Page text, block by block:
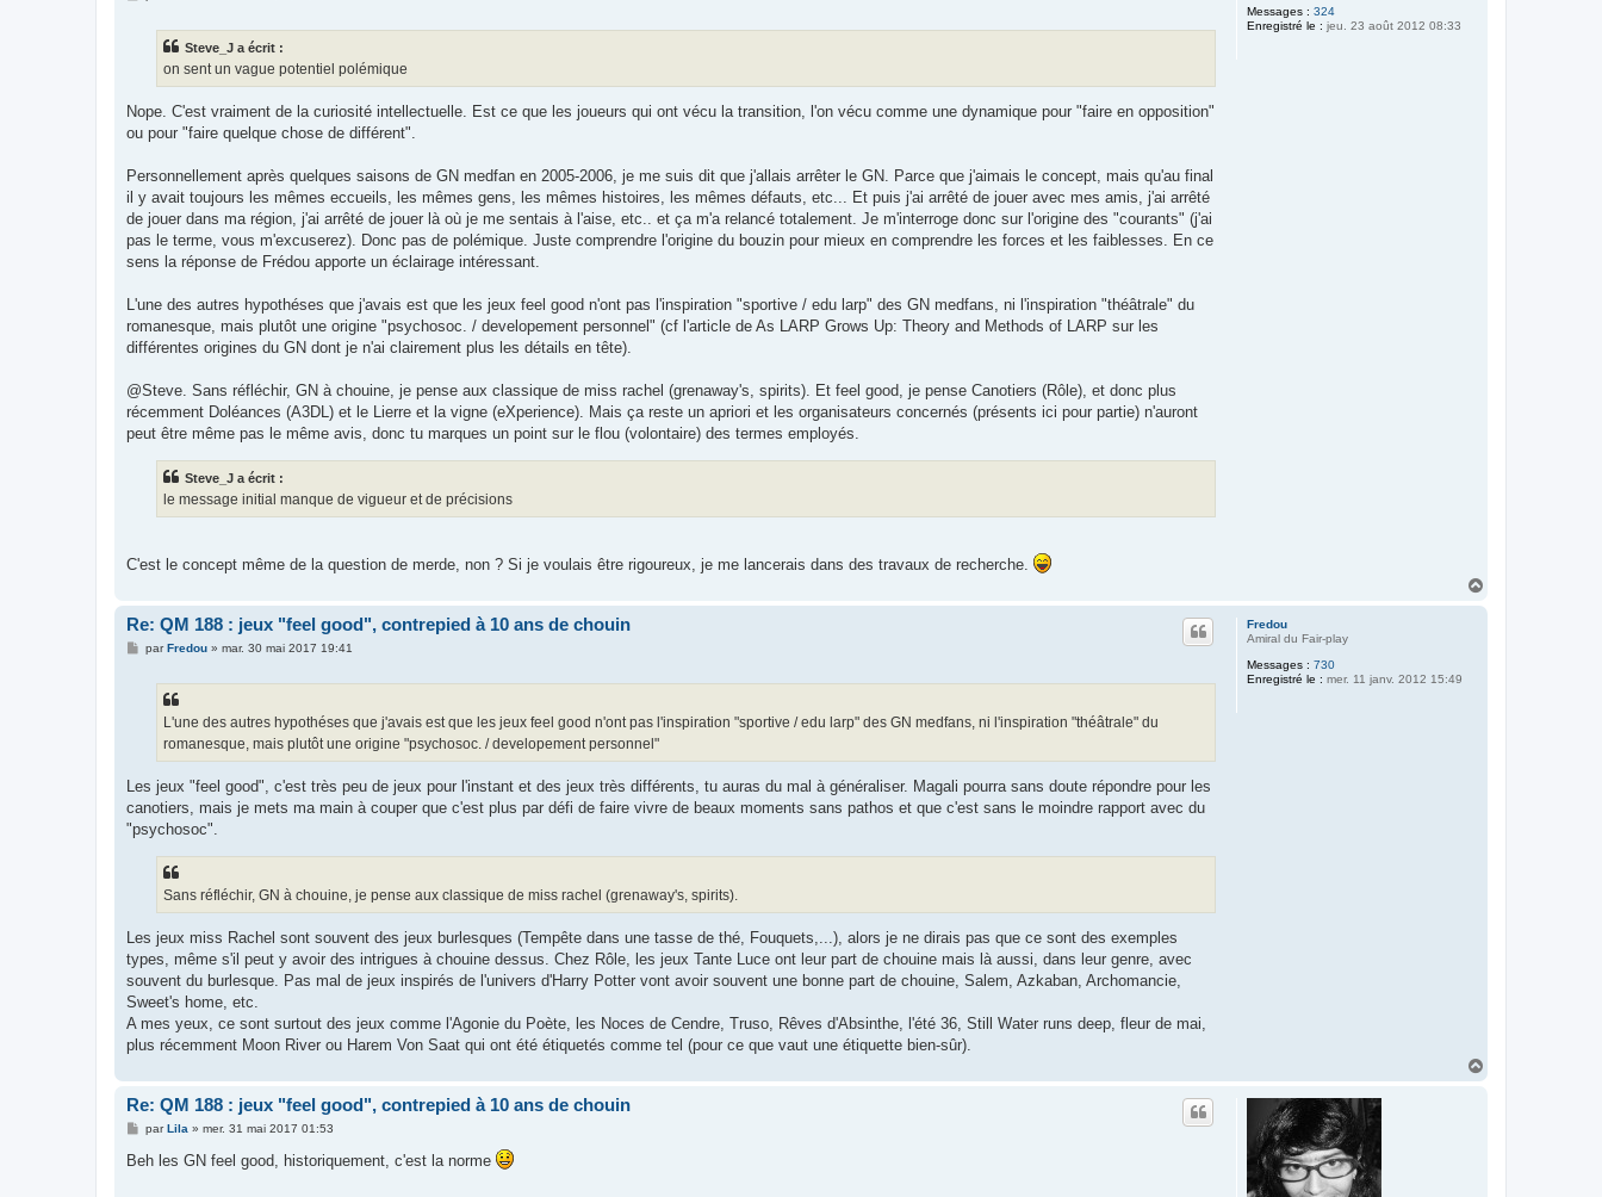
Messages : 324
Enregistré le : jeu. 23 août 2012 08:33
Steve_J a écrit :
on sent un vague potentiel polémique
Nope. C'est vraiment de la curiosité intellectuelle. Est ce que les joueurs qui ont vécu la transition, l'on vécu comme une dynamique pour "faire en opposition"
ou pour "faire quelque chose de différent".
Personnellement après quelques saisons de GN medfan en 2005-2006, je me suis dit que j'allais arrêter le GN. Parce que j'aimais le concept, mais qu'au final
il y avait toujours les mêmes eccueils, les mêmes gens, les mêmes histoires, les mêmes défauts, etc... Et puis j'ai arrêté de jouer avec mes amis, j'ai arrêté
de jouer dans ma région, j'ai arrêté de jouer là où je me sentais à l'aise, etc.. et ça m'a relancé totalement. Je m'interroge donc sur l'origine des "courants" (j'ai
pas le terme, vous m'excuserez). Donc pas de polémique. Juste comprendre l'origine du bouzin pour mieux en comprendre les forces et les faiblesses. En ce
sens la réponse de Frédou apporte un éclairage intéressant.
L'une des autres hypothéses que j'avais est que les jeux feel good n'ont pas l'inspiration "sportive / edu larp" des GN medfans, ni l'inspiration "théâtrale" du
romanesque, mais plutôt une origine "psychosoc. / developement personnel" (cf l'article de As LARP Grows Up: Theory and Methods of LARP sur les
différentes origines du GN dont je n'ai clairement plus les détails en tête).
@Steve. Sans réfléchir, GN à chouine, je pense aux classique de miss rachel (grenaway's, spirits). Et feel good, je pense Canotiers (Rôle), et donc plus
récemment Doléances (A3DL) et le Lierre et la vigne (eXperience). Mais ça reste un apriori et les organisateurs concernés (présents ici pour partie) n'auront
peut être même pas le même avis, donc tu marques un point sur le flou (volontaire) des termes employés.
Steve_J a écrit :
le message initial manque de vigueur et de précisions
C'est le concept même de la question de merde, non ? Si je voulais être rigoureux, je me lancerais dans des travaux de recherche.
Fredou
Amiral du Fair-play
Messages : 730
Enregistré le : mer. 11 janv. 2012 15:49
Re: QM 188 : jeux "feel good", contrepied à 10 ans de chouin
MparFredou» mar. 30 mai 2017 19:41
L'une des autres hypothéses que j'avais est que les jeux feel good n'ont pas l'inspiration "sportive / edu larp" des GN medfans, ni l'inspiration "théâtrale" du
romanesque, mais plutôt une origine "psychosoc. / developement personnel"
Les jeux "feel good", c'est très peu de jeux pour l'instant et des jeux très différents, tu auras du mal à généraliser. Magali pourra sans doute répondre pour les
canotiers, mais je mets ma main à couper que c'est plus par défi de faire vivre de beaux moments sans pathos et que c'est sans le moindre rapport avec du
"psychosoc".
Sans réfléchir, GN à chouine, je pense aux classique de miss rachel (grenaway's, spirits).
Les jeux miss Rachel sont souvent des jeux burlesques (Tempête dans une tasse de thé, Fouquets,...), alors je ne dirais pas que ce sont des exemples
types, même s'il peut y avoir des intrigues à chouine dessus. Chez Rôle, les jeux Tante Luce ont leur part de chouine mais là aussi, dans leur genre, avec
souvent du burlesque. Pas mal de jeux inspirés de l'univers d'Harry Potter vont avoir souvent une bonne part de chouine, Salem, Azkaban, Archomancie,
Sweet's home, etc.
A mes yeux, ce sont surtout des jeux comme l'Agonie du Poète, les Noces de Cendre, Truso, Rêves d'Absinthe, l'été 36, Still Water runs deep, fleur de mai,
plus récemment Moon River ou Harem Von Saat qui ont été étiquetés comme tel (pour ce que vaut une étiquette bien-sûr).
Re: QM 188 : jeux "feel good", contrepied à 10 ans de chouin
M
s
s
parLila » mer. 31 mai 2017 01:53
Beh les GN feel good, historiquement, c'est la norme